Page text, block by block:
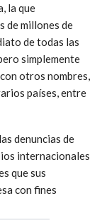
la que
de millones de
de todas las
simplemente
otros nombres,
países, entre
denuncias de
internacionales
que sus
con fines